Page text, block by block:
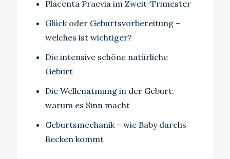
Placenta Praevia im Zweit-Trimester
Glück oder Geburtsvorbereitung –
welches ist wichtiger?
Die intensive schöne natürliche
Geburt
Die Wellenatmung in der Geburt:
warum es Sinn macht
Geburtsmechanik – wie Baby durchs
Becken kommt